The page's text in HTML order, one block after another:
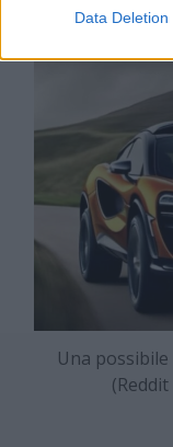
Data Deletion
delle
Una